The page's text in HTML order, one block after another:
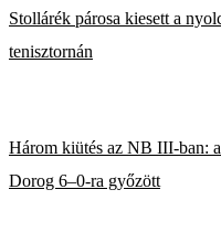
Stollárék párosa kiesett a
tenisztornán
Három kiütés az NB III-ban:
Dorog 6–0-ra győzött